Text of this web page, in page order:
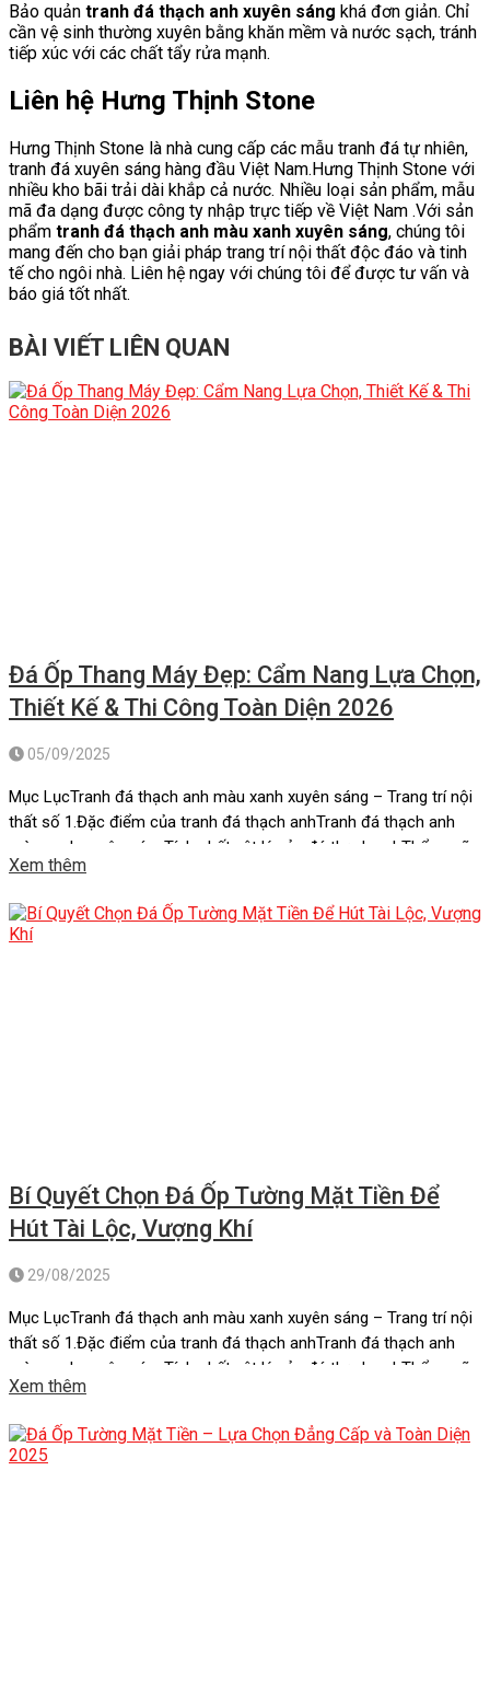
Bảo quản tranh đá thạch anh xuyên sáng khá đơn giản. Chỉ
cần vệ sinh thường xuyên bằng khăn mềm và nước sạch, tránh
tiếp xúc với các chất tẩy rửa mạnh.
Liên hệ Hưng Thịnh Stone
Hưng Thịnh Stone là nhà cung cấp các mẫu tranh đá tự nhiên,
tranh đá xuyên sáng hàng đầu Việt Nam.Hưng Thịnh Stone với
nhiều kho bãi trải dài khắp cả nước. Nhiều loại sản phẩm, mẫu
mã đa dạng được công ty nhập trực tiếp về Việt Nam .Với sản
phẩm tranh đá thạch anh màu xanh xuyên sáng, chúng tôi
mang đến cho bạn giải pháp trang trí nội thất độc đáo và tinh
tế cho ngôi nhà. Liên hệ ngay với chúng tôi để được tư vấn và
báo giá tốt nhất.
BÀI VIẾT LIÊN QUAN
Đá Ốp Thang Máy Đẹp: Cẩm Nang Lựa Chọn,
Thiết Kế & Thi Công Toàn Diện 2026
05/09/2025
Mục LụcTranh đá thạch anh màu xanh xuyên sáng – Trang trí nội
thất số 1.Đặc điểm của tranh đá thạch anhTranh đá thạch anh
màu xanh xuyên sángTính chất vật lý của đá thạch anhThẩm mỹ
và sự cuốn hút của tranh đá thạch anhLợi ích khi sử dụng tranh
Xem thêm
Bí Quyết Chọn Đá Ốp Tường Mặt Tiền Để
Hút Tài Lộc, Vượng Khí
29/08/2025
Mục LụcTranh đá thạch anh màu xanh xuyên sáng – Trang trí nội
thất số 1.Đặc điểm của tranh đá thạch anhTranh đá thạch anh
màu xanh xuyên sángTính chất vật lý của đá thạch anhThẩm mỹ
và sự cuốn hút của tranh đá thạch anhLợi ích khi sử dụng tranh
Xem thêm